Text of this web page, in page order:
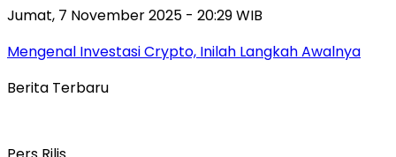
Jumat, 7 November 2025 - 20:29 WIB
Mengenal Investasi Crypto, Inilah Langkah Awalnya
Berita Terbaru